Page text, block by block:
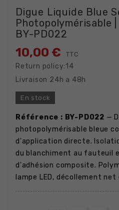
Digue Liquide Blue
Photopolymérisable |
BY-PD022
10,00 € TTC
Return policy:14
Livraison 24h a 48h
En stock
Référence : BY-PD022 —
photopolymérisable bleue
d'application directe.
du blanchiment au fauteuil
d'adhésion composite.
lampe LED, décollement